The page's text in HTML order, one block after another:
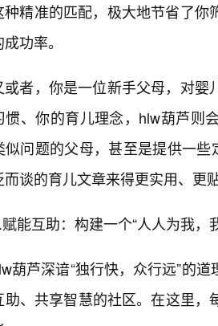
种精准的匹配，极大地节省了你
功率。
或者，你是一位新手父母，对
惯、你的育儿理念，hlw葫芦则
似问题的父母，甚至是提供一
而谈的育儿文章来得更实用、更
能互助：构建一个“人人为我，
葫芦深谙“独行快，众行远”的
助、共享智慧的社区。在这里